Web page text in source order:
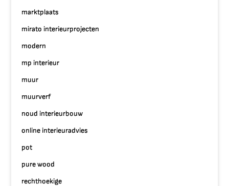
marktplaats
mirato interieurprojecten
modern
mp interieur
muur
muurverf
noud interieurbouw
online interieuradvies
pot
pure wood
rechthoekige